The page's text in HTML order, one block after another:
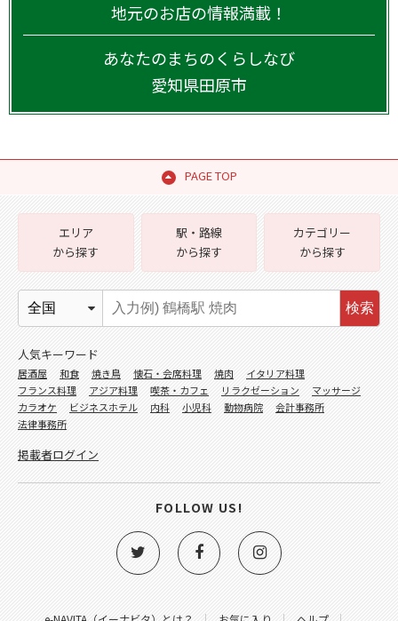
地元のお店の情報満載！
あなたのまちのくらしなび
愛知県田原市
PAGE TOP
エリア
から探す
駅・路線
から探す
カテゴリー
から探す
検索
人気キーワード
居酒屋 和食 焼き鳥 懐石・会席料理 焼肉
イタリア料理
フランス料理
アジア料理 喫茶・カフェ リラクゼーション
マッサージ
カラオケ
ビジネスホテル 内科 小児科 動物病院
会計事務所
法律事務所
掲載者ログイン
FOLLOW US!